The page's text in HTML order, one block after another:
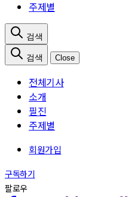
주제별
Close
전체기사
소개
필진
주제별